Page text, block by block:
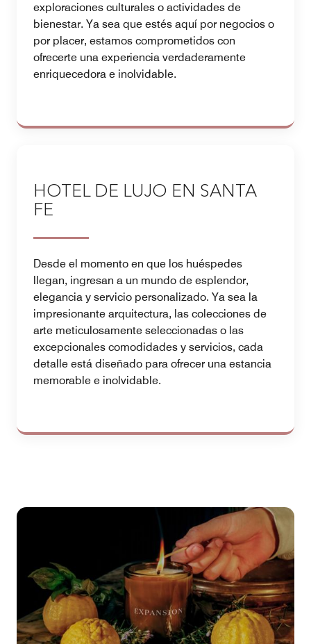
exploraciones culturales o actividades de
bienestar. Ya sea que estés aquí por negocios o
por placer, estamos comprometidos con
ofrecerte una experiencia verdaderamente
enriquecedora e inolvidable.
HOTEL DE LUJO EN SANTA
FE
Desde el momento en que los huéspedes
llegan, ingresan a un mundo de esplendor,
elegancia y servicio personalizado. Ya sea la
impresionante arquitectura, las colecciones de
arte meticulosamente seleccionadas o las
excepcionales comodidades y servicios, cada
detalle está diseñado para ofrecer una estancia
memorable e inolvidable.